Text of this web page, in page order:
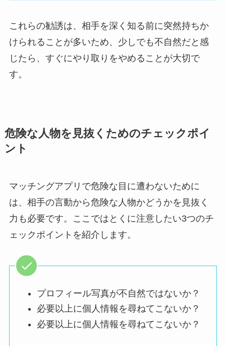
これらの勧誘は、相手を深く知る前に突然持ちか
けられることが多いため、少しでも不自然だと感
じたら、すぐにやり取りをやめることが大切で
す。
危険な人物を見抜くためのチェックポイ
ント
マッチングアプリで危険な目に遭わないために
は、相手の言動から危険な人物かどうかを見抜く
力も必要です。ここではとくに注意したい3つのチ
ェックポイントを紹介します。
プロフィール写真が不自然ではないか？
必要以上に個人情報を尋ねてこないか？
必要以上に個人情報を尋ねてこないか？